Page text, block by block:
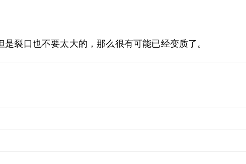
裂口也不要太大的，那么很有可能已经变质了。